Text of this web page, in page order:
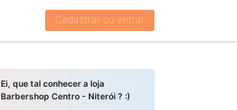
Cadastrar ou entrar
Ei, que tal conhecer a loja
Barbershop Centro - Niterói ? :)